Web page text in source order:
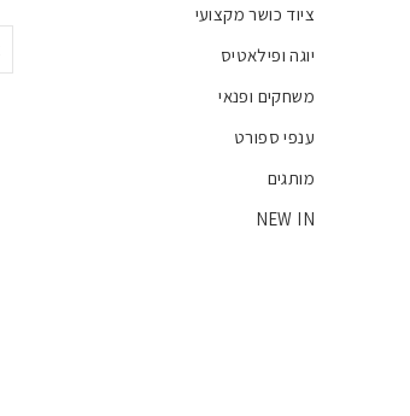
ציוד כושר מקצועי
יוגה ופילאטיס
משחקים ופנאי
ענפי ספורט
מותגים
NEW IN